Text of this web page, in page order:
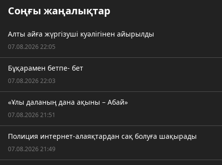
Соңғы жаңалықтар
Алты айға жүргізуші куәлігінен айырылды
07.08.2026 22:05
Бұқарамен бетпе- бет
07.08.2026 22:03
«Ұлы даланың дана ақыны – Абай»
07.08.2026 21:51
Полиция интернет-алаяқтардан сақ болуға шақырады
07.08.2026 21:49